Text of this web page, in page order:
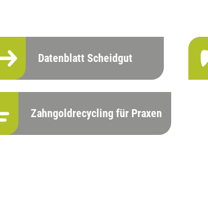
Datenblatt Scheidgut
Zahngoldrecycling für Praxen